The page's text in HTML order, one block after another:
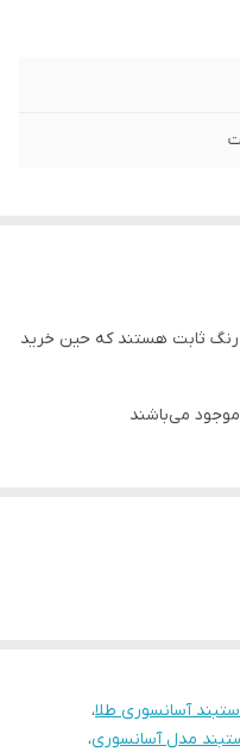
رنگ ثابت هستند که حین خرید
موجود می‌باشند
آسانسوری طلا،
مدل آسانسوری،